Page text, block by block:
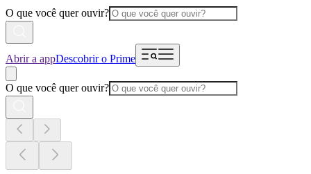
O que você quer ouvir?
Abrir a appDescobrir o Prime
O que você quer ouvir?